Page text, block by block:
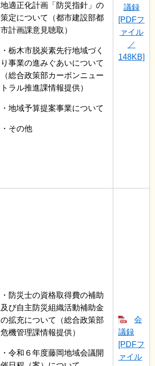
地適正化計画「防災指針」の
策定について（都市建設部都
市計画課意見聴取）
・栃木市脱炭素先行地域づく
り事業の進みぐあいについて
（総合政策部カーボンニュー
トラル推進課情報提供）
・地域予算提案事業について
・その他
議録
[PDFフ
ァイル
／
148KB]
・防災士の資格取得費の補助
及び自主防災組織活動補助金
の拡充について（総合政策部
危機管理課情報提供）
・令和６年度藤岡地域会議開
会
議録
[PDFフ
ァイル